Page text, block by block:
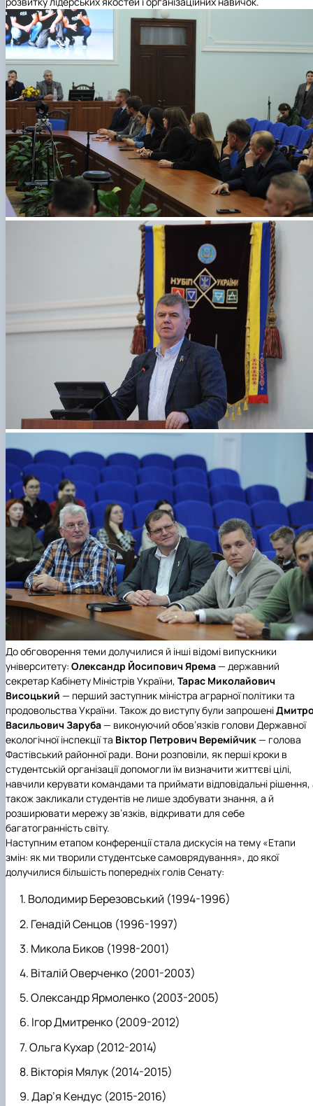
До обговорення теми долучилися й інші відомі випускники
університету: Олександр Йосипович Ярема— державний
секретар Кабінету Міністрів України, Тарас Миколайович
Висоцький — перший заступник міністра аграрної політики та
продовольства України. Також до виступу були запрошені
Васильович Заруба— виконуючий обов’язків голови Державної
екологічної інспекціїта Віктор Петрович Веремійчик— голова
Фастівський районної ради. Вони розповіли, як перші кроки в
студентській організації допомогли їм визначити життєві цілі,
навчили керувати командами та приймати відповідальні рішення,
також закликали студентів не лише здобувати знання, а й
розширювати мережу зв’язків, відкривати для себе
багатогранність світу.
Наступним етапом конференції стала дискусія на тему «Етапи
змін: як ми творили студентське самоврядування», до якої
долучилися більшість попередніх голів Сенату:
Володимир Березовський (1994-1996)
Генадій Сенцов (1996-1997)
Микола Биков (1998-2001)
Віталій Оверченко (2001-2003)
Олександр Ярмоленко (2003-2005)
Ігор Дмитренко (2009-2012)
Ольга Кухар (2012-2014)
Вікторія Мялук (2014-2015)
Дар’я Кендус (2015-2016)